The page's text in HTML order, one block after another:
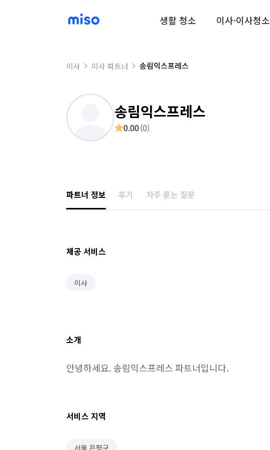
생활 청소 이사·이사청소
이사 이사 파트너 송림익스프레스
송림익스프레스
0.00(0)
파트너 정보 후기 자주 묻는 질문
제공 서비스
이사
소개
안녕하세요. 송림익스프레스 파트너입니다.
서비스 지역
서울 은평구